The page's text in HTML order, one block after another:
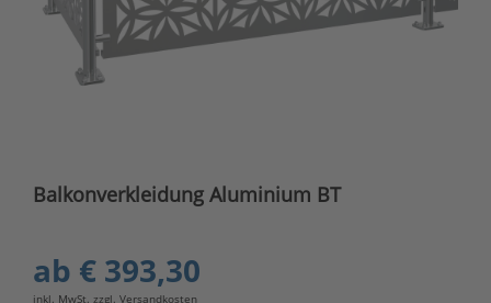
Balkonverkleidung Aluminium BT
ab € 393,30
inkl. MwSt. zzgl. Versandkosten